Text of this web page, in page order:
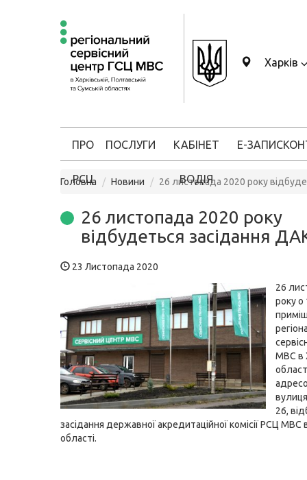
Харків
ПРО
РСЦ
ПОСЛУГИ КАБІНЕТ
ВОДІЯ
Е-ЗАПИС
Головна Новини 26 листопада 2020 року
26 листопада 2020 року
відбудеться засідання
23 Листопада 2020
26
року о
МВС в
26,
засідання державної акредитаційної комісії РСЦ МВС
області.